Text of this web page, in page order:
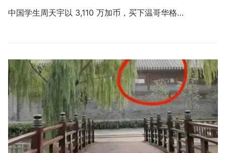
中国学生周天宇以 3,110 万加币，买下温哥华格…